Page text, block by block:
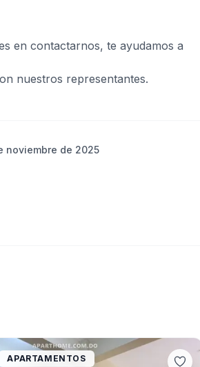
en contactarnos, te ayudamos a
nuestros representantes.
noviembre de 2025
APARTAMENTOS